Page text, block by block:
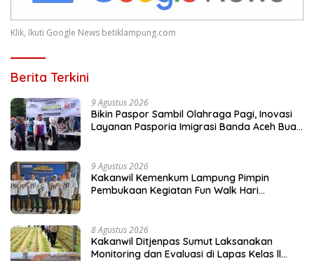
Klik, Ikuti Google News betiklampung.com
Berita Terkini
9 Agustus 2026
Bikin Paspor Sambil Olahraga Pagi, Inovasi
Layanan Pasporia Imigrasi Banda Aceh Buat
9 Agustus 2026
Kakanwil Kemenkum Lampung Pimpin
Pembukaan Kegiatan Fun Walk Hari
8 Agustus 2026
Kakanwil Ditjenpas Sumut Laksanakan
Monitoring dan Evaluasi di Lapas Kelas ll